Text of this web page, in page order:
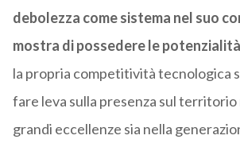
debolezza come sistema nel suo
mostra di possedere le potenzialità
la propria competitività tecnologica
fare leva sulla presenza sul territorio
grandi eccellenze sia nella